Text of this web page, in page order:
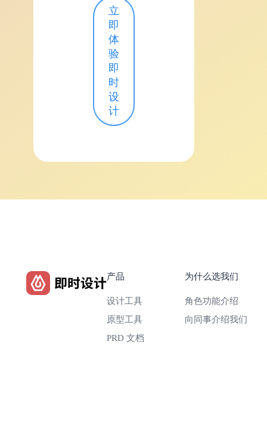
立
即
体
验
即
时
设
计
产品
设计工具
原型工具
PRD 文档
为什么选我们
角色功能介绍
向同事介绍我们